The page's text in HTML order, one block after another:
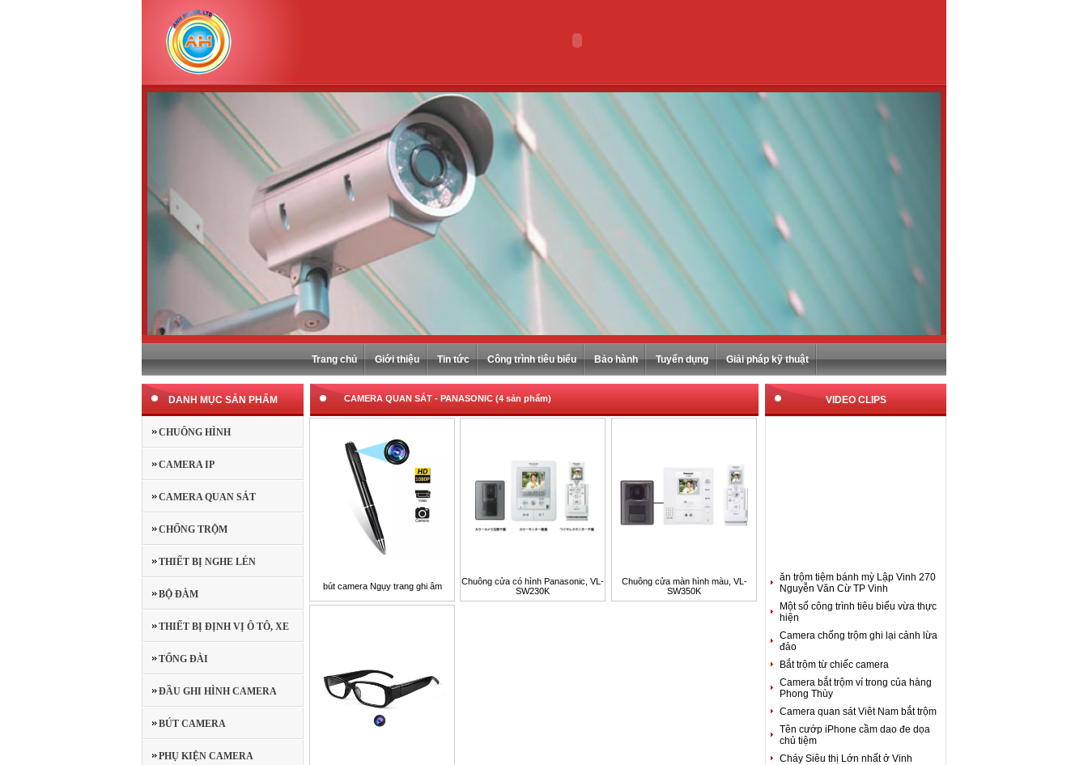
Trang chủ Giới thiệu Tin tức Công trình tiêu biểu Bảo hành Tuyển dụng Giải pháp kỹ thuật
DANH MỤC SẢN PHẨM
CHUÔNG HÌNH
CAMERA IP
CAMERA QUAN SÁT
CHỐNG TRỘM
THIẾT BỊ NGHE LÉN
BỘ ĐÀM
THIẾT BỊ ĐỊNH VỊ Ô TÔ, XE
MÁY
TỔNG ĐÀI
ĐẦU GHI HÌNH CAMERA
BÚT CAMERA
PHỤ KIỆN CAMERA
CAMERA QUAN SÁT - PANASONIC (4 sản phẩm)
bút camera Ngụy trang ghi âm
Chuông cửa có hình Panasonic, VL-
SW230K
Chuông cửa màn hình màu, VL-
SW350K
VIDEO CLIPS
ăn trộm tiệm bánh mỳ Lập Vinh 270
Nguyễn Văn Cừ TP Vinh
Một số công trình tiêu biểu vừa thực
hiện
Camera chống trộm ghi lại cảnh lừa
đảo
Bắt trộm từ chiếc camera
Camera bắt trộm ví trong của hàng
Phong Thùy
Camera quan sát Viêt Nam bắt trộm
Tên cướp iPhone cầm dao đe dọa
chủ tiệm
Cháy Siêu thị Lớn nhất ở Vinh